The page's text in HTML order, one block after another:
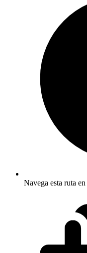
Navega esta ruta en